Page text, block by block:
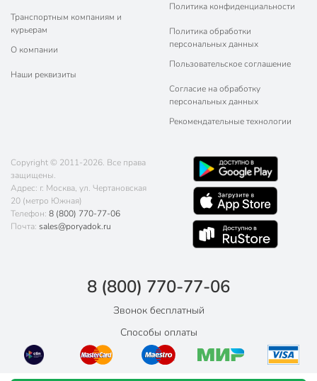
Транспортным компаниям и
курьерам
О компании
Наши реквизиты
Политика конфиденциальности
Политика обработки
персональных данных
Пользовательское соглашение
Согласие на обработку
персональных данных
Рекомендательные технологии
Copyright © 2011-2026. Все права
защищены.
Адрес: г. Москва, ул. Чертановская
20 (метро Южная)
Телефон: 8 (800) 770-77-06
Почта: sales@poryadok.ru
8 (800) 770-77-06
Звонок бесплатный
Способы оплаты